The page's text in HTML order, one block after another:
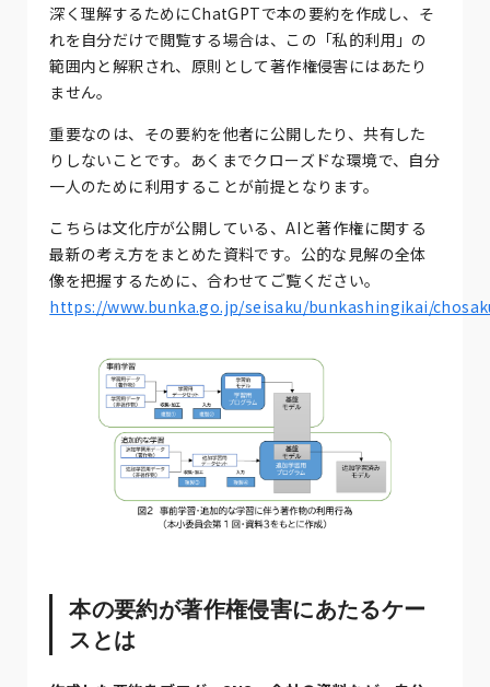
深く理解するためにChatGPTで本の要約を作成し、そ
れを自分だけで閲覧する場合は、この「私的利用」の
範囲内と解釈され、原則として著作権侵害にはあたり
ません。
重要なのは、その要約を他者に公開したり、共有した
りしないことです。あくまでクローズドな環境で、自分
一人のために利用することが前提となります。
こちらは文化庁が公開している、AIと著作権に関する
最新の考え方をまとめた資料です。公的な見解の全体
像を把握するために、合わせてご覧ください。
https://www.bunka.go.jp/seisaku/bunkashingikai/
本の要約が著作権侵害にあたるケー
スとは